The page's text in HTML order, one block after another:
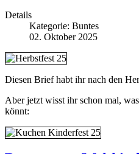
Details
Kategorie: Buntes
02. Oktober 2025
Diesen Brief habt ihr nach den
Aber jetzt wisst ihr schon mal,
könnt: